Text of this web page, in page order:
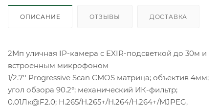
ОПИСАНИЕ ОТЗЫВЫ ДОСТАВКА
2Мп уличная IP-камера с EXIR-подсветкой до 30м и
встроенным микрофоном
1/2.7'' Progressive Scan CMOS матрица; объектив 4мм;
угол обзора 90.2°; механический ИК-фильтр;
0.01Лк@F2.0; H.265/H.265+/H.264/H.264+/MJPEG,